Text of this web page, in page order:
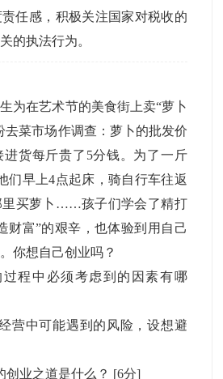
任感，积极关注国家对税收的
的执法行为。
为在艺术节的美食街上卖“萝卜
去菜市场作调查：萝卜的批发价
进货每斤贵了5分钱。为了一斤
们早上4点起床，骑自行车往返
里买萝卜……孩子们学会了精打
财富”的艰辛，也体验到用自己
你想自己创业吗？
过程中必须考虑到的因素有哪
营中可能遇到的风险，设想避
创业之道是什么？ [6分]